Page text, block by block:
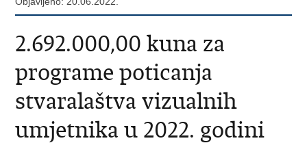
2.692.000,00 kuna za
programe poticanja
stvaralaštva vizualnih
umjetnika u 2022. godini